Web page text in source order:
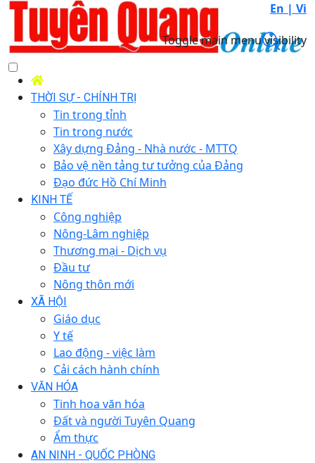
En | Vi
Toggle main menu visibility
THỜI SỰ - CHÍNH TRỊ
Tin trong tỉnh
Tin trong nước
Xây dựng Đảng - Nhà nước - MTTQ
Bảo vệ nền tảng tư tưởng của Đảng
Đạo đức Hồ Chí Minh
KINH TẾ
Công nghiệp
Nông-Lâm nghiệp
Thương mại - Dịch vụ
Đầu tư
Nông thôn mới
XÃ HỘI
Giáo dục
Y tế
Lao động - việc làm
Cải cách hành chính
VĂN HÓA
Tinh hoa văn hóa
Đất và người Tuyên Quang
Ẩm thực
AN NINH - QUỐC PHÒNG